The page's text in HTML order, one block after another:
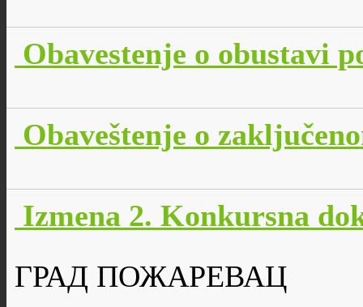
Obavestenje o obustavi
Obaveštenje o
Izmena 2. Konkursna
ГРАД ПОЖАРЕВАЦ